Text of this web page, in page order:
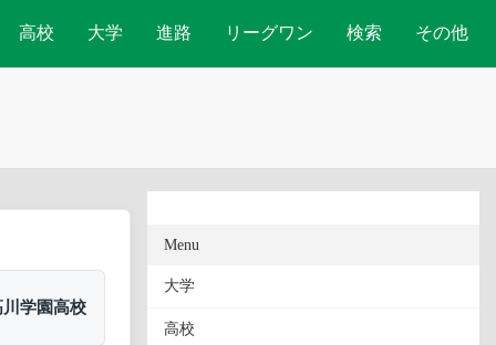
高校 大学 進路 リーグワン 検索 その他
川学園高校
Menu
大学
高校